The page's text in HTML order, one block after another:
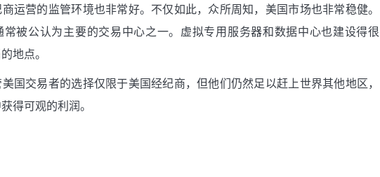
运营的监管环境也非常好。不仅如此，众所周知，美国市场也非常稳健。
被公认为主要的交易中心之一。虚拟专用服务器和数据中心也建设得很
地点。
国交易者的选择仅限于美国经纪商，但他们仍然足以赶上世界其他地区，
得可观的利润。